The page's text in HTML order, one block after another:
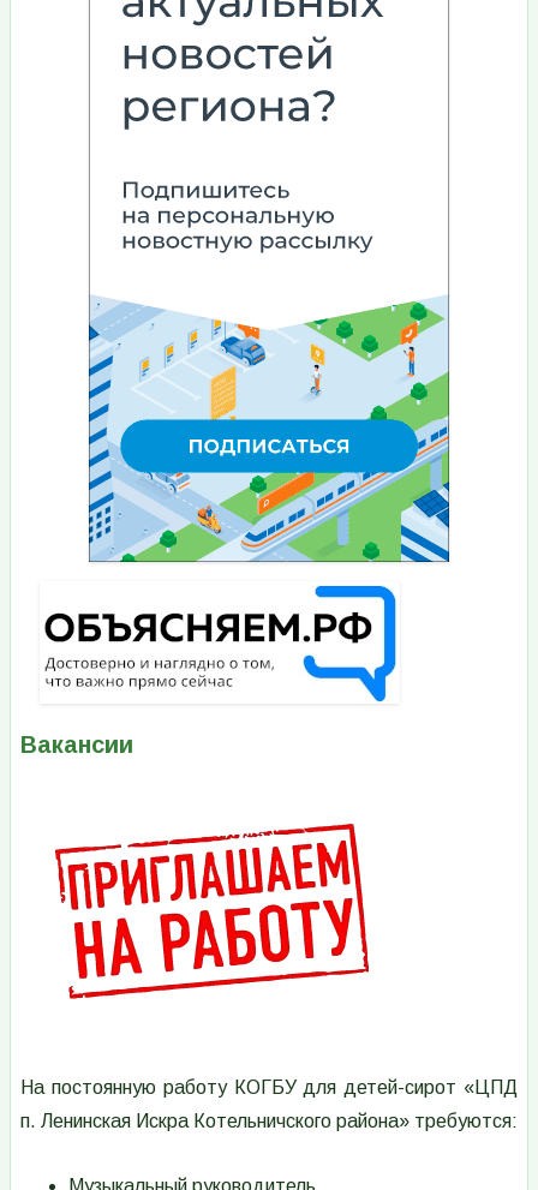
Вакансии
На постоянную работу КОГБУ для детей-сирот «ЦПД
п. Ленинская Искра Котельничского района» требуются:
Музыкальный руководитель